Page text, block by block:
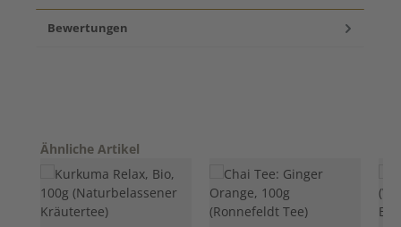
Bewertungen
Produktgalerie überspringen
Ähnliche Artikel